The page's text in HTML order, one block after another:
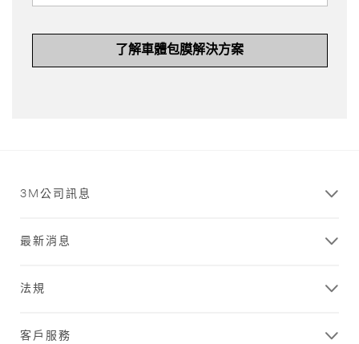
了解車體包膜解決方案
3M公司訊息
最新消息
法規
客戶服務